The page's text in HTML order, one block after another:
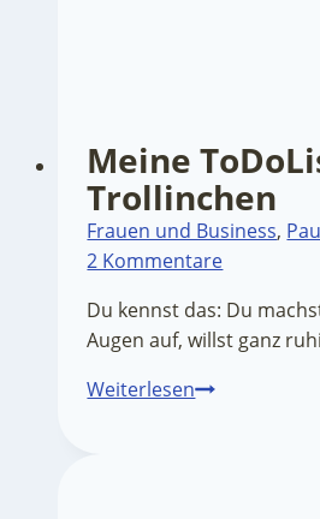
Meine
Trollinchen
Frauen und Business,
2 Kommentare
Du kennst das: Du
Augen auf, willst ganz
WeiterlesenMeine